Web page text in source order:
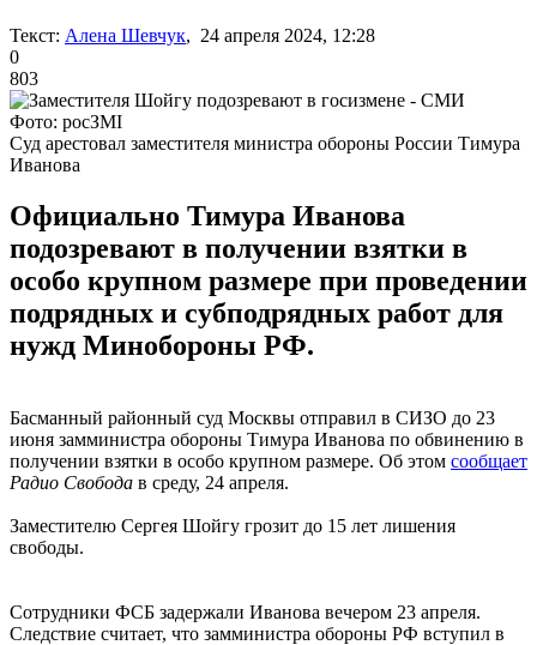
Текст: Алена Шевчук, 24 апреля 2024, 12:28
0
803
Фото: росЗМІ
Суд арестовал заместителя министра обороны России Тимура
Иванова
Официально Тимура Иванова
подозревают в получении взятки в
особо крупном размере при проведении
подрядных и субподрядных работ для
нужд Минобороны РФ.
Басманный районный суд Москвы отправил в СИЗО до 23
июня замминистра обороны Тимура Иванова по обвинению в
получении взятки в особо крупном размере. Об этом сообщает
Радио Свобода в среду, 24 апреля.
Заместителю Сергея Шойгу грозит до 15 лет лишения
свободы.
Сотрудники ФСБ задержали Иванова вечером 23 апреля.
Следствие считает, что замминистра обороны РФ вступил в